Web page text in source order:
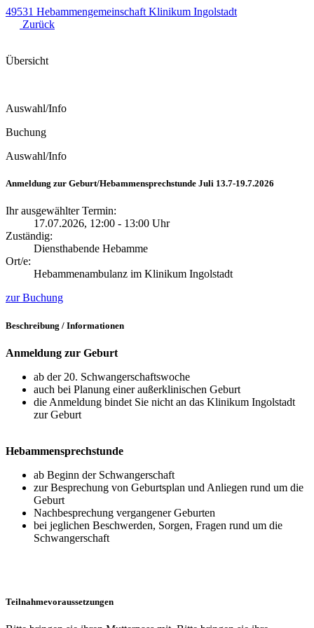
49531 Hebammengemeinschaft Klinikum Ingolstadt
Zurück
Übersicht
Auswahl/Info
Buchung
Auswahl/Info
Anmeldung zur Geburt/Hebammensprechstunde Juli 13.7-19.7.2026
Ihr ausgewählter Termin:
17.07.2026, 12:00 - 13:00 Uhr
Zuständig:
Diensthabende Hebamme
Ort/e:
Hebammenambulanz im Klinikum Ingolstadt
zur Buchung
Beschreibung / Informationen
Anmeldung zur Geburt
ab der 20. Schwangerschaftswoche
auch bei Planung einer außerklinischen Geburt
die Anmeldung bindet Sie nicht an das Klinikum Ingolstadt
zur Geburt
Hebammensprechstunde
ab Beginn der Schwangerschaft
zur Besprechung von Geburtsplan und Anliegen rund um die
Geburt
Nachbesprechung vergangener Geburten
bei jeglichen Beschwerden, Sorgen, Fragen rund um die
Schwangerschaft
Teilnahmevoraussetzungen